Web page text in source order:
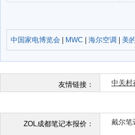
中国家电博览会 MWC 海尔空调 美
ZOL成都笔记本报价： 戴尔笔